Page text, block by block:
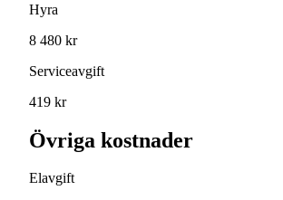
Hyra
8 480 kr
Serviceavgift
419 kr
Övriga kostnader
Elavgift